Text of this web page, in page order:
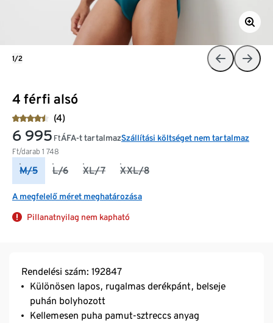
4 férfi alsó
(4)
6 995 Ft
Ft/darab 1 748
ÁFA-t tartalmazSzállítási költséget nem tartalmaz
M/5 L/6 XL/7 XXL/8
A megfelelő méret meghatározása
Pillanatnyilag nem kapható
1/2
Rendelési szám: 192847
Különösen lapos, rugalmas derékpánt, belseje
puhán bolyhozott
Kellemesen puha pamut-sztreccs anyag